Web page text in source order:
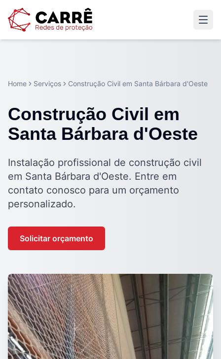
Home Serviços Construção Civil em Santa Bárbara d'Oeste
Construção Civil em
Santa Bárbara d'Oeste
Instalação profissional de construção civil
em Santa Bárbara d'Oeste. Entre em
contato conosco para um orçamento
personalizado.
Solicitar orçamento